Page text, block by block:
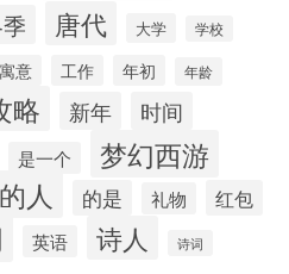
唐代 大学 学校
寓意 工作 年初 年龄
略 新年 时间
是一个 梦幻西游
的人 的是 礼物 红包
英语 诗人 诗词